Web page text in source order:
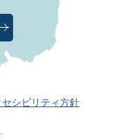
シビリティ方針